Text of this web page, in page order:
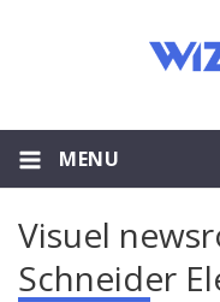
MENU
Visuel
Schneider